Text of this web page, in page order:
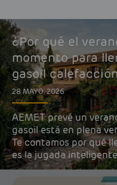
¿Por qué el
momento para
gasoil
28 MAYO, 2026
AEMET prevé un
gasoil está en plena
Te contamos por qué
es la jugada